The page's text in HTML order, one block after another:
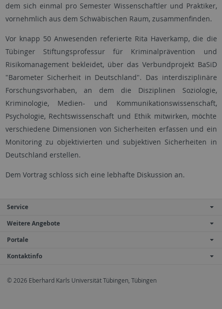
dem sich einmal pro Semester Wissenschaftler und Praktiker,
vornehmlich aus dem Schwäbischen Raum, zusammenfinden.
Vor knapp 50 Anwesenden referierte Rita Haverkamp, die die
Tübinger Stiftungsprofessur für Kriminalprävention und
Risikomanagement bekleidet, über das Verbundprojekt BaSiD
"Barometer Sicherheit in Deutschland". Das interdisziplinäre
Forschungsvorhaben, an dem die Disziplinen Soziologie,
Kriminologie, Medien- und Kommunikationswissenschaft,
Psychologie, Rechtswissenschaft und Ethik mitwirken, möchte
verschiedene Dimensionen von Sicherheiten erfassen und ein
Monitoring zu objektivierten und subjektiven Sicherheiten in
Deutschland erstellen.
Dem Vortrag schloss sich eine lebhafte Diskussion an.
Service
Weitere Angebote
Portale
Kontaktinfo
© 2026 Eberhard Karls Universität Tübingen, Tübingen